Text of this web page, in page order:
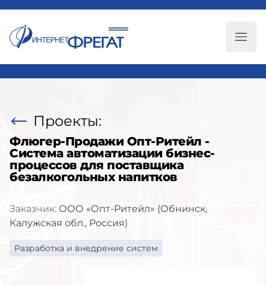
Проекты:
Флюгер-Продажи Опт-Ритейл -
Система автоматизации бизнес-
процессов для поставщика
безалкогольных напитков
Заказчик: ООО «Опт-Ритейл» (Обнинск,
Калужская обл., Россия)
Разработка и внедрение систем